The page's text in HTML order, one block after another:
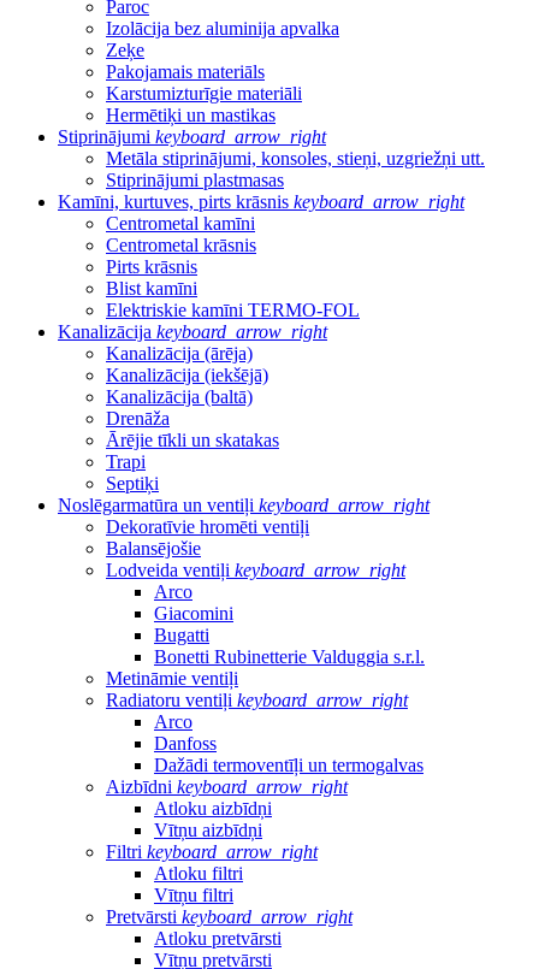
Paroc
Izolācija bez aluminija apvalka
Zeķe
Pakojamais materiāls
Karstumizturīgie materiāli
Hermētiķi un mastikas
Stiprinājumi keyboard_arrow_right
Metāla stiprinājumi, konsoles, stieņi, uzgriežņi utt.
Stiprinājumi plastmasas
Kamīni, kurtuves, pirts krāsnis keyboard_arrow_right
Centrometal kamīni
Centrometal krāsnis
Pirts krāsnis
Blist kamīni
Elektriskie kamīni TERMO-FOL
Kanalizācija keyboard_arrow_right
Kanalizācija (ārēja)
Kanalizācija (iekšējā)
Kanalizācija (baltā)
Drenāža
Ārējie tīkli un skatakas
Trapi
Septiķi
Noslēgarmatūra un ventiļi keyboard_arrow_right
Dekoratīvie hromēti ventiļi
Balansējošie
Lodveida ventiļi keyboard_arrow_right
Arco
Giacomini
Bugatti
Bonetti Rubinetterie Valduggia s.r.l.
Metināmie ventiļi
Radiatoru ventiļi keyboard_arrow_right
Arco
Danfoss
Dažādi termoventīļi un termogalvas
Aizbīdni keyboard_arrow_right
Atloku aizbīdņi
Vītņu aizbīdņi
Filtri keyboard_arrow_right
Atloku filtri
Vītņu filtri
Pretvārsti keyboard_arrow_right
Atloku pretvārsti
Vītņu pretvārsti